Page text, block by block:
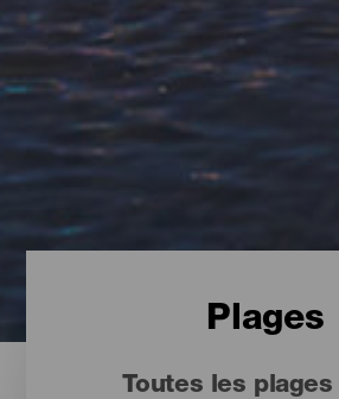
Plages
Toutes les plages